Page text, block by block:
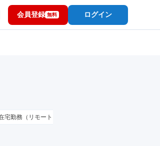
会員登録 無料 ログイン
宅勤務（リモートワーク）OK